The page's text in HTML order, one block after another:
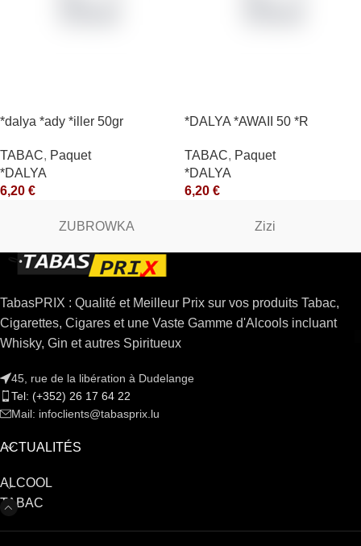
*dalya *ady *iller 50gr
TABAC, Paquet
*DALYA
6,20 €
*DALYA *AWAII 50 *R
TABAC, Paquet
*DALYA
6,20 €
ZUBROWKA Zizi
TabasPRIX : Qualité et Meilleur Prix sur vos produits Tabac,
Cigarettes, Cigares et une Vaste Gamme d'Alcools incluant
Whisky, Gin et autres Spiritueux
45, rue de la libération à Dudelange
Tel: (+352) 26 17 64 22
Mail: infoclients@tabasprix.lu
ACTUALITÉS
ALCOOL
TABAC